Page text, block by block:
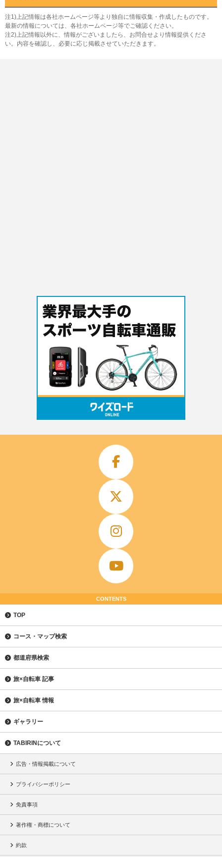
注1)上記情報は各社ホームページ等より独自に情報収集・作成したものです。
最新の情報については、各社ホームページ等でご確認ください。
注2)上記情報以外に、情報がございましたら、お問合せより情報提供くださ
い。内容を確認し、必要に応じ掲載させていただきます。
CONTENTS
TOP
コース・マップ検索
都道府県検索
旅×自転車 記事
旅×自転車 情報
ギャラリー
TABIRINについて
広告・情報掲載について
プライバシーポリシー
免責事項
著作権・商標について
約款